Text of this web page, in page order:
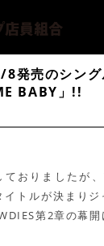
発売のシン
BABY」!!
おりましたが、
トルが決まりジ
第2章の幕開